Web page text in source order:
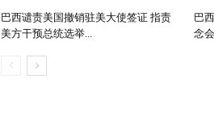
巴西谴责美国撤销驻美大使签证 指责
美方干预总统选举...
巴
念